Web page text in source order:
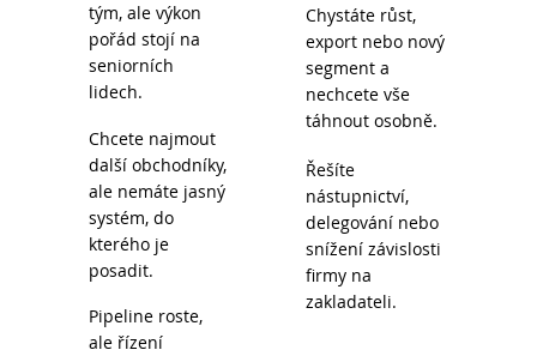
tým, ale výkon
pořád stojí na
seniorních
lidech.
Chcete najmout
další obchodníky,
ale nemáte jasný
systém, do
kterého je
posadit.
Pipeline roste,
ale řízení
Chystáte růst,
export nebo nový
segment a
nechcete vše
táhnout osobně.
Řešíte
nástupnictví,
delegování nebo
snížení závislosti
firmy na
zakladateli.